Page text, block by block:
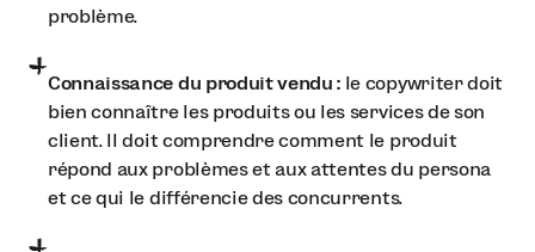
problème.
Connaissance du produit vendu : le copywriter doit
bien connaître les produits ou les services de son
client. Il doit comprendre comment le produit
répond aux problèmes et aux attentes du persona
et ce qui le différencie des concurrents.